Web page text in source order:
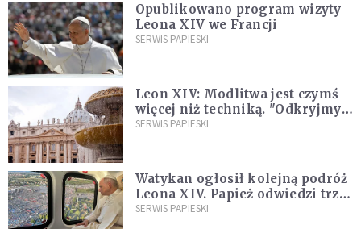
Opublikowano program wizyty
Leona XIV we Francji
SERWIS PAPIESKI
Leon XIV: Modlitwa jest czymś
więcej niż techniką. "Odkryjmy
ją na nowo"
SERWIS PAPIESKI
Watykan ogłosił kolejną podróż
Leona XIV. Papież odwiedzi trzy
kraje Ameryki Południowej
SERWIS PAPIESKI